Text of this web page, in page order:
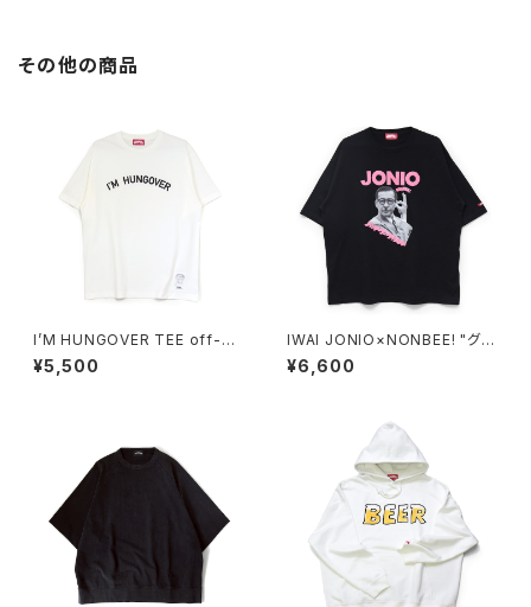
その他の商品
I’M HUNGOVER TEE off-wh
ite/black
¥5,500
IWAI JONIO×NONBEE! "グッ
チバー" TEE black
¥6,600